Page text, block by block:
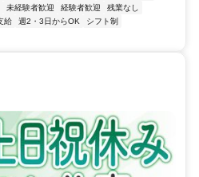
未経験者歓迎 経験者歓迎
残業なし
給 週2・3日からOK
シフト制